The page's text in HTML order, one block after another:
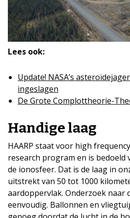
Lees ook:
Update! NASA’s
ingeslagen
De Grote Complottheorie-
Handige laag
HAARP staat voor high
research program en is
de ionosfeer. Dat is de laag in
uitstrekt van 50 tot 1000
aardoppervlak. Onderzoek naar
eenvoudig. Ballonnen en